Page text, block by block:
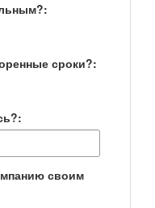
сроки?:
своим